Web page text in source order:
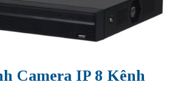
Camera IP 8 Kênh